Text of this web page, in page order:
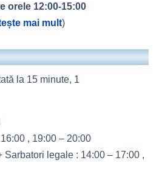
orele 12:00-15:00
mai mult)
la 15 minute, 1
, 19:00 – 20:00
Sarbatori legale : 14:00 – 17:00 ,